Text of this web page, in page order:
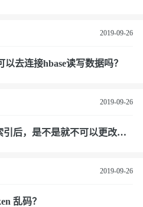
2019-09-26
去连接hbase读写数据吗？
2019-09-26
后，是不是就不可以更改字
2019-09-26
乱码？